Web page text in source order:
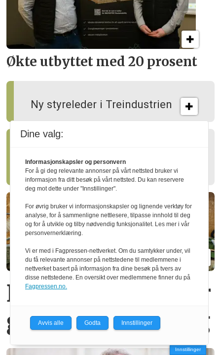
Økte utbyttet med 20 prosent
Ny styreleder i Treindustrien
klima og natur
Dyrere materialer
ga mer leiesaging
Innstillinger
Dine valg:
Informasjonskapsler og personvern
For å gi deg relevante annonser på vårt nettsted bruker vi
informasjon fra ditt besøk på vårt nettsted. Du kan reservere
deg mot dette under "Innstillinger".
For øvrig bruker vi informasjonskapsler og lignende verktøy for
analyse, for å sammenligne nettlesere, tilpasse innhold til deg
og for å utvikle og tilby nødvendig funksjonalitet. Les mer i vår
personvernerklæring.
Vi er med i Fagpressen-nettverket. Om du samtykker under, vil
du få relevante annonser på nettstedene til medlemmene i
nettverket basert på informasjon fra dine besøk på tvers av
disse nettstedene. En oversikt over medlemmene finner du på
Fagpressen.no.
Avvis alle Godta Innstillinger